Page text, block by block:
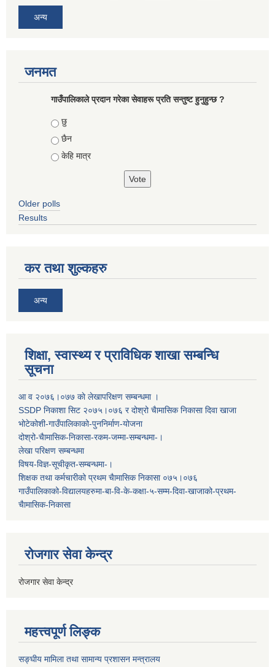
अन्य
जनमत
गाउँपालिकाले प्रदान गरेका सेवाहरू प्रति सन्तुष्ट हुनुहुन्छ ?
Choices
छु
छैन
केहि मात्र
Older polls
Results
कर तथा शुल्कहरु
अन्य
शिक्षा, स्वास्थ्य र प्राविधिक शाखा सम्बन्धि
सूचना
आ व २०७६।०७७ काे लेखापरिक्षण सम्बन्धमा ।
SSDP निकाशा सिट २०७५।०७६ र दोश्रो चैामासिक निकासा दिवा खाजा
भोटेकोशी-गाउँपालिकाको-पुननिर्माण-योजना
दोश्रो-चैामासिक-निकासा-रकम-जम्मा-सम्बन्धमा-।
लेखा परिक्षण सम्बन्धमा
विषय-विज्ञ-सूचीकृत-सम्बन्धमा-।
शिक्षक तथा कर्मचारीको प्रथम च‌ैामासिक निकासा ०७५।०७६
गाउँपालिकाको-विद्यालयहरुमा-बा-वि-के-कक्षा-५-सम्म-दिवा-खाजाको-प्रथम-
चैामासिक-निकासा
रोजगार सेवा केन्द्र
रोजगार सेवा केन्द्र
महत्त्वपूर्ण लिङ्क
सङ्घीय मामिला तथा सामान्य प्रशासन मन्त्रालय